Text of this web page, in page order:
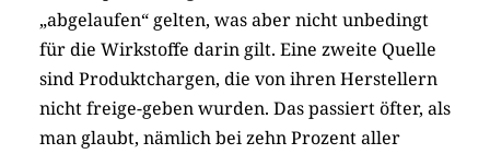
„abgelaufen“ gelten, was aber nicht unbedingt
für die Wirkstoffe darin gilt. Eine zweite Quelle
sind Produktchargen, die von ihren Herstellern
nicht freige-geben wurden. Das passiert öfter, als
man glaubt, nämlich bei zehn Prozent aller